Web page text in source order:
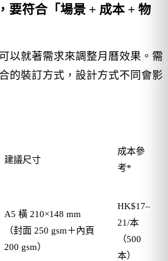
要符合「場景 + 成本 + 物
以就著需求來調整月曆效果。需
的裝訂方式，設計方式不同會影
建議尺寸
成本參
考*
A5 橫 210×148 mm
（封面 250 gsm＋內頁
200 gsm）
HK$17–
21/本
（500
本）